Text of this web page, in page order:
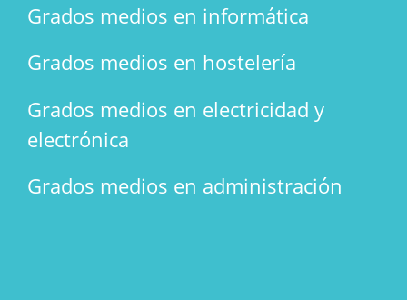
Grados medios en informática
Grados medios en hostelería
Grados medios en electricidad y
electrónica
Grados medios en administración